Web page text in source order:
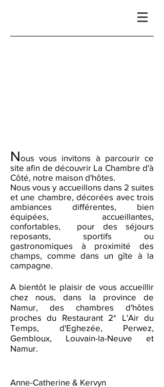
Nous vous invitons à parcourir ce
site afin de découvrir La Chambre d'à
Côté, notre maison d'hôtes.
Nous vous y accueillons dans 2 suites
et une chambre, décorées avec trois
ambiances différentes, bien
équipées, accueillantes,
confortables, pour des séjours
reposants, sportifs ou
gastronomiques à proximité des
champs, comme dans un gîte à la
campagne.
A bientôt le plaisir de vous accueillir
chez nous, dans la province de
Namur, des chambres d'hôtes
proches du Restaurant 2* L'Air du
Temps, d'Eghezée, Perwez,
Gembloux, Louvain-la-Neuve et
Namur.
Anne-Catherine & Kervyn